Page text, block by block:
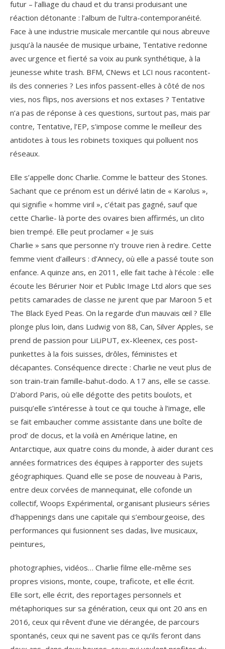
futur – l’alliage du chaud et du transi produisant une
réaction détonante : l’album de l’ultra-contemporanéité.
Face à une industrie musicale mercantile qui nous abreuve
jusqu’à la nausée de musique urbaine, Tentative redonne
avec urgence et fierté sa voix au punk synthétique, à la
jeunesse white trash. BFM, CNews et LCI nous racontent-
ils des conneries ? Les infos passent-elles à côté de nos
vies, nos flips, nos aversions et nos extases ? Tentative
n’a pas de réponse à ces questions, surtout pas, mais par
contre, Tentative, l’EP, s’impose comme le meilleur des
antidotes à tous les robinets toxiques qui polluent nos
réseaux.
Elle s’appelle donc Charlie. Comme le batteur des Stones.
Sachant que ce prénom est un dérivé latin de « Karolus »,
qui signifie « homme viril », c’était pas gagné, sauf que
cette Charlie- là porte des ovaires bien affirmés, un clito
bien trempé. Elle peut proclamer « Je suis
Charlie » sans que personne n’y trouve rien à redire. Cette
femme vient d’ailleurs : d’Annecy, où elle a passé toute son
enfance. A quinze ans, en 2011, elle fait tache à l’école : elle
écoute les Bérurier Noir et Public Image Ltd alors que ses
petits camarades de classe ne jurent que par Maroon 5 et
The Black Eyed Peas. On la regarde d’un mauvais œil ? Elle
plonge plus loin, dans Ludwig von 88, Can, Silver Apples, se
prend de passion pour LiLiPUT, ex-Kleenex, ces post-
punkettes à la fois suisses, drôles, féministes et
décapantes. Conséquence directe : Charlie ne veut plus de
son train-train famille-bahut-dodo. A 17 ans, elle se casse.
D’abord Paris, où elle dégotte des petits boulots, et
puisqu’elle s’intéresse à tout ce qui touche à l’image, elle
se fait embaucher comme assistante dans une boîte de
prod’ de docus, et la voilà en Amérique latine, en
Antarctique, aux quatre coins du monde, à aider durant ces
années formatrices des équipes à rapporter des sujets
géographiques. Quand elle se pose de nouveau à Paris,
entre deux corvées de mannequinat, elle cofonde un
collectif, Woops Expérimental, organisant plusieurs séries
d’happenings dans une capitale qui s’embourgeoise, des
performances qui fusionnent ses dadas, live musicaux,
peintures,
photographies, vidéos… Charlie filme elle-même ses
propres visions, monte, coupe, traficote, et elle écrit.
Elle sort, elle écrit, des reportages personnels et
métaphoriques sur sa génération, ceux qui ont 20 ans en
2016, ceux qui rêvent d’une vie dérangée, de parcours
spontanés, ceux qui ne savent pas ce qu’ils feront dans